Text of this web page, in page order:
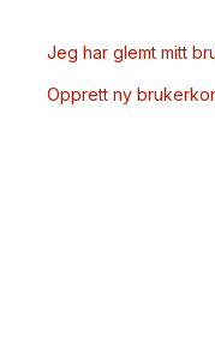
Jeg har glemt mitt
Opprett ny